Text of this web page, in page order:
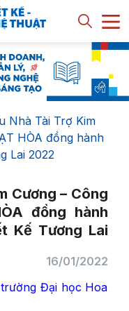
Nhà Tài Trợ Kim
HÒA đồng hành
Lai 2022
Cương – Công
đồng hành
Kế Tương Lai
16/01/2022
Đại học Hoa